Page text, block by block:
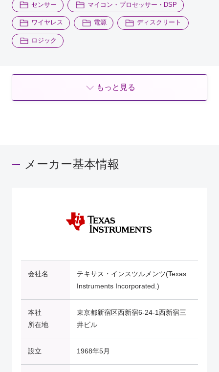
センサー マイコン・プロセッサー・DSP
ワイヤレス 電源 ディスクリート
ロジック
もっと見る
メーカー基本情報
会社名
テキサス・インスツルメンツ(Texas
Instruments Incorporated.)
本社
所在地
東京都新宿区西新宿6-24-1西新宿三
井ビル
設立 1968年5月